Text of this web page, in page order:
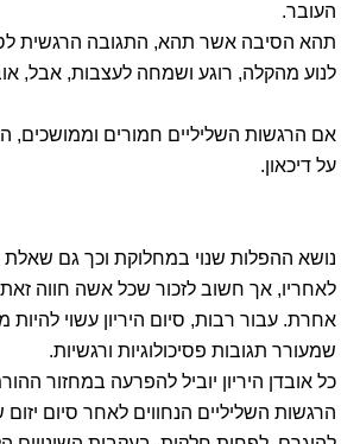
העובר.
תהא הסיבה אשר תהא, התגובה הרגשית
לנוע מהקלה, רוגע ושמחה לעצבות, אבל,
אם הרגשות השליליים חמורים וממושכים,
על דיכאון.
נושא ההפלות שנוי במחלוקת וכך גם
לאחריו, אך חשוב לזכור שכל אשה חווה
אחרת. עבור רבות, סיום היריון עשוי להיות
שמעורר תגובות פסיכולוגיות ורגשיות.
כל אובדן היריון יוביל להפרעה במחזור
הרגשות השליליים הנחווים לאחר סיום יזום